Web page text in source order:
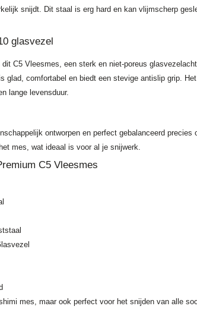
snijdt. Dit staal is erg hard en kan vlijmscherp
glasvezel
C5 Vleesmes, een sterk en niet-poreus
glad, comfortabel en biedt een stevige antislip grip.
lange levensduur.
ontworpen en perfect gebalanceerd precies
mes, wat ideaal is voor al je snijwerk.
C5 Vleesmes
mes, maar ook perfect voor het snijden van alle